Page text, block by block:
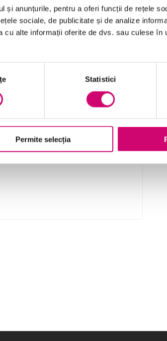
și anunțurile, pentru a oferi funcții de rețele
sociale, de publicitate și de analize
cu alte informații oferite de dvs. sau culese în
Statistici
Permite selecția
să recunoașteți cele
actuale ale HCI. Acest curs
barierele obișnuite ale clienților
bunele practici pentru proiectarea